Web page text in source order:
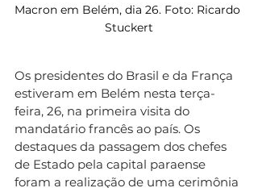
Macron em Belém, dia 26. Foto: Ricardo
Stuckert
Os presidentes do Brasil e da França
estiveram em Belém nesta terça-
feira, 26, na primeira visita do
mandatário francês ao país. Os
destaques da passagem dos chefes
de Estado pela capital paraense
foram a realização de uma cerimônia